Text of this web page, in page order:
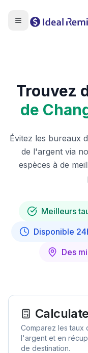
Trouvez
de
Évitez les bureaux
de l'argent via
espèces à de
Meilleurs
Disponible
Des
Comparez les taux
l'argent et en
de destination.